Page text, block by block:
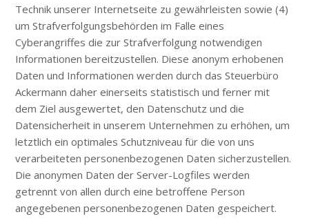
Technik unserer Internetseite zu gewährleisten sowie (4)
um Strafverfolgungsbehörden im Falle eines
Cyberangriffes die zur Strafverfolgung notwendigen
Informationen bereitzustellen. Diese anonym erhobenen
Daten und Informationen werden durch das Steuerbüro
Ackermann daher einerseits statistisch und ferner mit
dem Ziel ausgewertet, den Datenschutz und die
Datensicherheit in unserem Unternehmen zu erhöhen, um
letztlich ein optimales Schutzniveau für die von uns
verarbeiteten personenbezogenen Daten sicherzustellen.
Die anonymen Daten der Server-Logfiles werden
getrennt von allen durch eine betroffene Person
angegebenen personenbezogenen Daten gespeichert.